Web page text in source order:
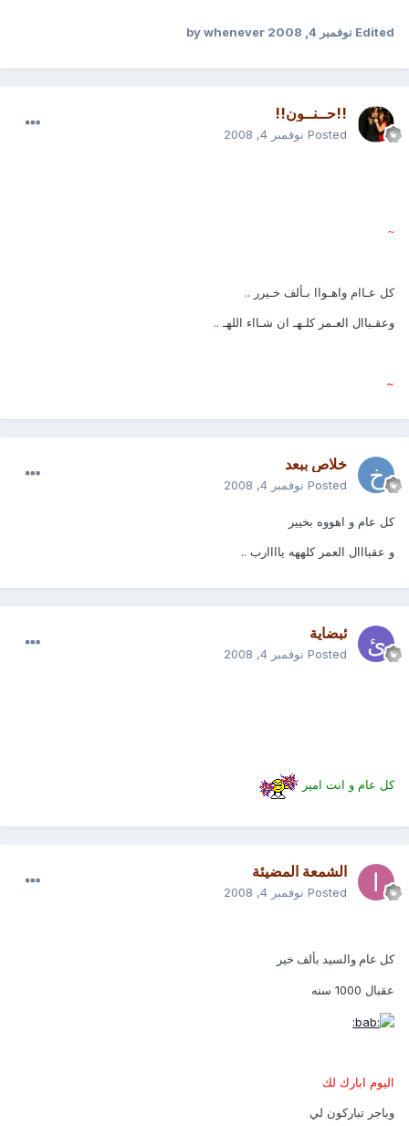
Edited نوفمبر 4, 2008 by whenever
!!حــنــون!!
Posted نوفمبر 4, 2008
~
كل عـاام واهـواا بـألف خـيرر ..
وعقـباال العـمر كلـهـ ان شـااء اللهـ..
~
خلاص ببعد
Posted نوفمبر 4, 2008
كل عام و اهووه بخيير
و عقبااال العمر كلههه ياااارب ..
ئبضاية
Posted نوفمبر 4, 2008
كل عام و انت امير
الشمعة المضيئة
Posted نوفمبر 4, 2008
كل عام والسيد بألف خير
عقبال 1000 سنه
اليوم ابارك لك
وباجر تباركون لي